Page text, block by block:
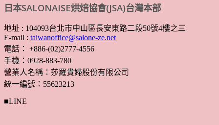
日本SALONAISE烘焙協會(JSA)台灣本部
地址 : 104093台北市中山區長安東路二段50號4樓之三
E-mail : taiwanoffice@salone-ze.net
電話： +886-(02)2777-4556
手機：0928-883-780
營業人名稱：莎羅貴婦股份有限公司
統一編號：55623213
■LINE